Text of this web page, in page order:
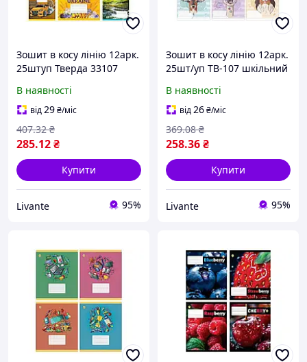
Зошит в косу лінію 12арк.
25штуп Тверда 33107
В наявності
від29₴/міс
285.12₴
407.32 ₴
Купити
Livante 95%
Зошит в косу лінію 12арк.
25шт/уп ТВ-107 шкiльний
В наявності
від26₴/міс
258.36₴
369.08 ₴
Купити
Livante 95%